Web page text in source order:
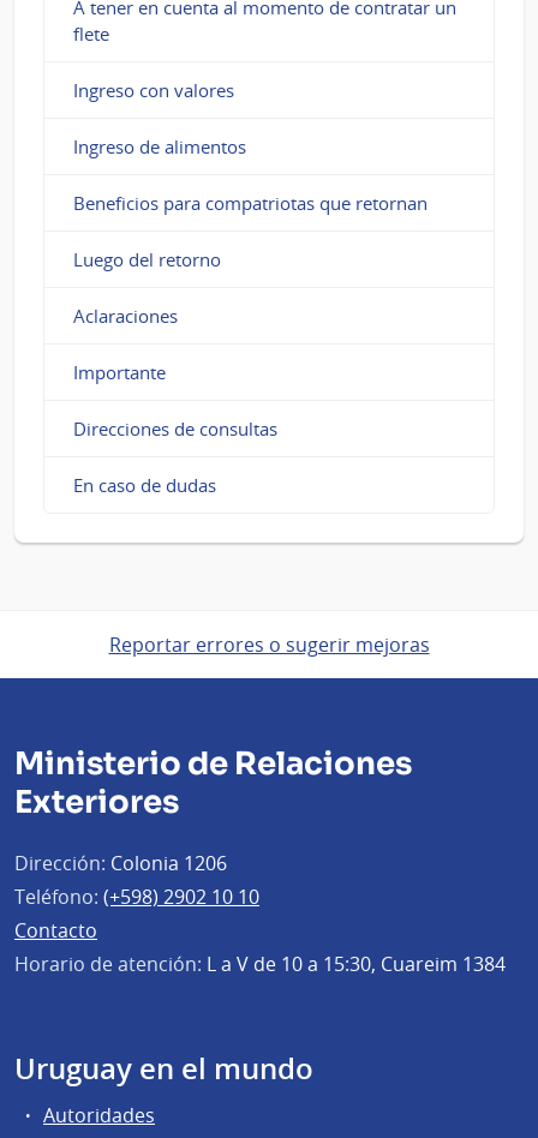
A tener en cuenta al momento de contratar un
flete
Ingreso con valores
Ingreso de alimentos
Beneficios para compatriotas que retornan
Luego del retorno
Aclaraciones
Importante
Direcciones de consultas
En caso de dudas
Reportar errores o sugerir mejoras
Ministerio de Relaciones
Exteriores
Dirección: Colonia 1206
Teléfono: (+598) 2902 10 10
Contacto
Horario de atención: L a V de 10 a 15:30, Cuareim 1384
Uruguay en el mundo
Autoridades